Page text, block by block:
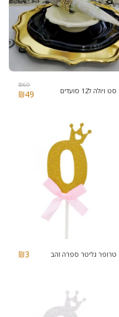
סט ויולה ל12 סועדים
₪69
₪49
טרופר גליטר ספרה זהב ₪3